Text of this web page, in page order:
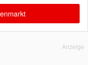
Anzeige